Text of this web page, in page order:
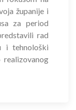
županije i
za period
rad
i tehnološki